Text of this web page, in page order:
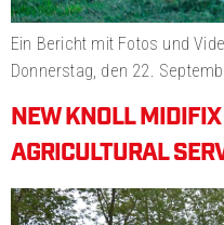
Ein Bericht mit Fotos und
Donnerstag, den 22.
NEW KNOLL
AGRICULTURAL